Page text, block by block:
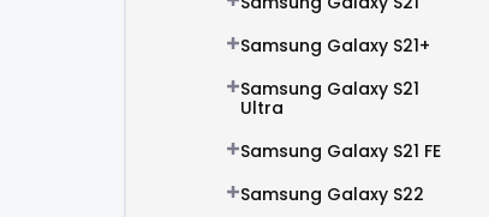
Samsung Galaxy S21+
Samsung Galaxy S21
Ultra
Samsung Galaxy S21 FE
Samsung Galaxy S22